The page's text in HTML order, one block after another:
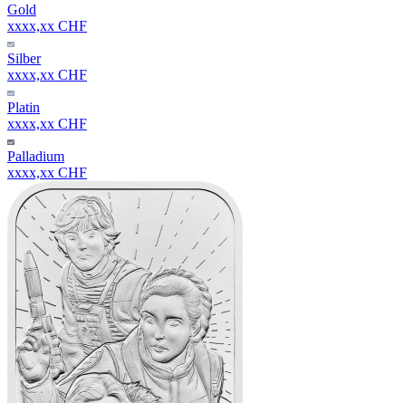
Gold
xxxx,xx CHF
Silber
xxxx,xx CHF
Platin
xxxx,xx CHF
Palladium
xxxx,xx CHF